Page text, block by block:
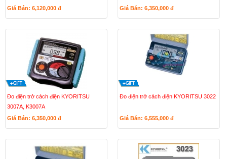
Giá Bán: 6,120,000 đ
Giá Bán: 6,350,000 đ
Đo điện trở cách điện KYORITSU
3007A, K3007A
Giá Bán: 6,350,000 đ
Đo điện trở cách điện KYORITSU 3022
Giá Bán: 6,555,000 đ